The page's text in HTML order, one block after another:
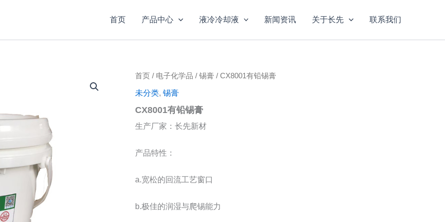
首页 产品中心 液冷冷却液 新闻资讯 关于长先 联系我们
首页 / 电子化学品 / 锡膏 / CX8001有铅锡膏
未分类, 锡膏
CX8001有铅锡膏
生产厂家：长先新材
产品特性：
a.宽松的回流工艺窗口
b.极佳的润湿与爬锡能力